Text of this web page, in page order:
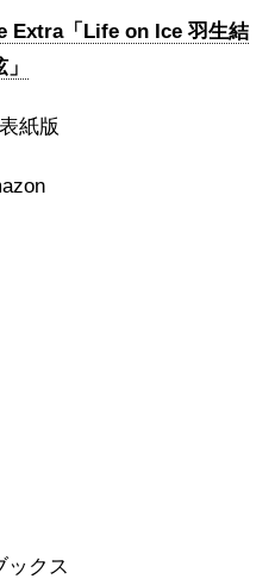
Extra「Life on Ice 羽生結
紙版
ックス